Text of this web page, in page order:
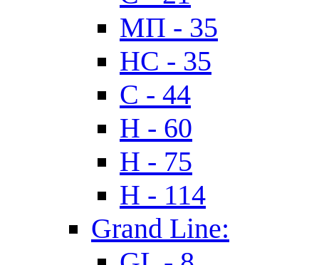
МП - 35
HC - 35
C - 44
H - 60
H - 75
H - 114
Grand Line: